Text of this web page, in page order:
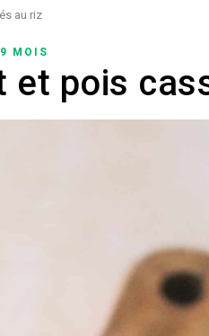
au riz
MOIS
et pois